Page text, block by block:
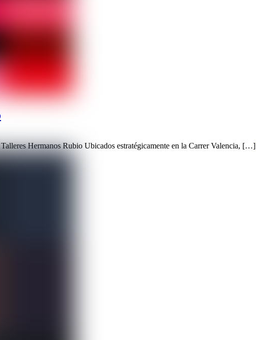
Hermanos Rubio Ubicados estratégicamente en la Carrer Valencia, […]